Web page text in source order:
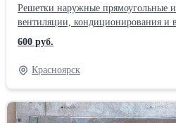
Решетки наружные прямоугольные
вентиляции, кондиционирования и
притока и выброса воздуха. Решетки
прямоугольную основу с
декоративными фланцами.
600 руб.
Красноярск